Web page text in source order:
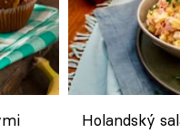
Holandský